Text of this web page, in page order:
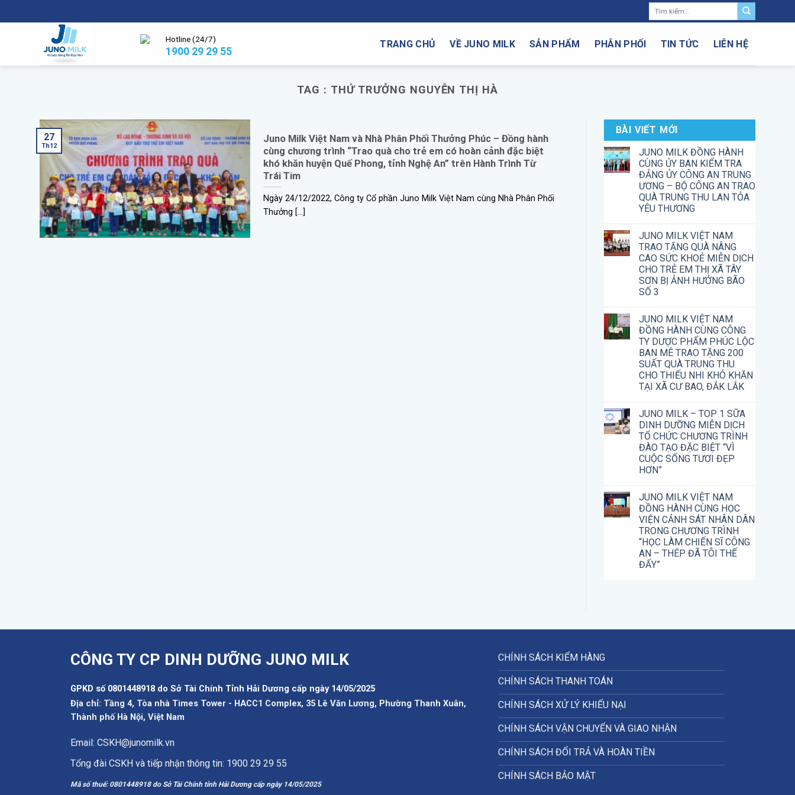
to
Hotline (24/7)
1900 29 29 55
TRANG CHỦ VỀ JUNO MILK SẢN PHẨM PHÂN PHỐI TIN TỨC LIÊN HỆ
TAG : THỨ TRƯỞNG NGUYỄN THỊ HÀ
Juno Milk Việt Nam và Nhà Phân Phối Thưởng Phúc – Đồng hành
cùng chương trình “Trao quà cho trẻ em có hoàn cảnh đặc biệt
khó khăn huyện Quế Phong, tỉnh Nghệ An” trên Hành Trình Từ
Trái Tim
Ngày 24/12/2022, Công ty Cổ phần Juno Milk Việt Nam cùng Nhà Phân Phối
Thưởng [...]
27
Th12
BÀI VIẾT MỚI
JUNO MILK ĐỒNG HÀNH
CÙNG ỦY BAN KIỂM TRA
ĐẢNG ỦY CÔNG AN TRUNG
ƯƠNG – BỘ CÔNG AN TRAO
QUÀ TRUNG THU LAN TỎA
YÊU THƯƠNG
JUNO MILK VIỆT NAM
TRAO TẶNG QUÀ NÂNG
CAO SỨC KHOẺ MIỄN DỊCH
CHO TRẺ EM THỊ XÃ TÂY
SƠN BỊ ẢNH HƯỞNG BÃO
SỐ 3
JUNO MILK VIỆT NAM
ĐỒNG HÀNH CÙNG CÔNG
TY DƯỢC PHẨM PHÚC LỘC
BAN MÊ TRAO TẶNG 200
SUẤT QUÀ TRUNG THU
CHO THIẾU NHI KHÓ KHĂN
TẠI XÃ CƯ BAO, ĐẮK LẮK
JUNO MILK – TOP 1 SỮA
DINH DƯỠNG MIỄN DỊCH
TỔ CHỨC CHƯƠNG TRÌNH
ĐÀO TẠO ĐẶC BIỆT “VÌ
CUỘC SỐNG TƯƠI ĐẸP
HƠN”
JUNO MILK VIỆT NAM
ĐỒNG HÀNH CÙNG HỌC
VIỆN CẢNH SÁT NHÂN DÂN
TRONG CHƯƠNG TRÌNH
“HỌC LÀM CHIẾN SĨ CÔNG
AN – THÉP ĐÃ TÔI THẾ
ĐẤY”
CÔNG TY CP DINH DƯỠNG JUNO MILK
GPKD số 0801448918 do Sở Tài Chính Tỉnh Hải Dương cấp ngày 14/05/2025
Địa chỉ: Tầng 4, Tòa nhà Times Tower - HACC1 Complex, 35 Lê Văn Lương, Phường Thanh Xuân,
Thành phố Hà Nội, Việt Nam
Email: CSKH@junomilk.vn
Tổng đài CSKH và tiếp nhận thông tin: 1900 29 29 55
Mã số thuế: 0801448918 do Sở Tài Chính tỉnh Hải Dương cấp ngày 14/05/2025
CHÍNH SÁCH KIỂM HÀNG
CHÍNH SÁCH THANH TOÁN
CHÍNH SÁCH XỬ LÝ KHIẾU NẠI
CHÍNH SÁCH VẬN CHUYỂN VÀ GIAO NHẬN
CHÍNH SÁCH ĐỔI TRẢ VÀ HOÀN TIỀN
CHÍNH SÁCH BẢO MẬT